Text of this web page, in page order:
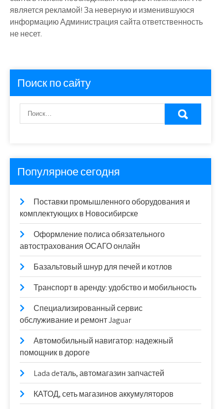
является рекламой! За неверную и изменившуюся
информацию Администрация сайта ответственность
не несет.
Поиск по сайту
Популярное сегодня
Поставки промышленного оборудования и
комплектующих в Новосибирске
Оформление полиса обязательного
автострахования ОСАГО онлайн
Базальтовый шнур для печей и котлов
Транспорт в аренду: удобство и мобильность
Специализированный сервис
обслуживание и ремонт Jaguar
Автомобильный навигатор: надежный
помощник в дороге
Lada deталь, автомагазин запчастей
КАТОД, сеть магазинов аккумуляторов